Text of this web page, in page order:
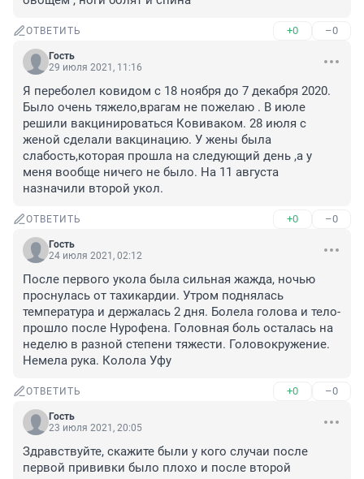
ОТВЕТИТЬ +0 –0
Гость
29 июля 2021, 11:16
Я переболел ковидом с 18 ноября до 7 декабря 2020.
Было очень тяжело,врагам не пожелаю . В июле
решили вакцинироваться Ковиваком. 28 июля с
женой сделали вакцинацию. У жены была
слабость,которая прошла на следующий день ,а у
меня вообще ничего не было. На 11 августа
назначили второй укол.
ОТВЕТИТЬ +0 –0
Гость
24 июля 2021, 02:12
После первого укола была сильная жажда, ночью
проснулась от тахикардии. Утром поднялась
температура и держалась 2 дня. Болела голова и тело-
прошло после Нурофена. Головная боль осталась на
неделю в разной степени тяжести. Головокружение.
Немела рука. Колола Уфу
ОТВЕТИТЬ +0 –0
Гость
23 июля 2021, 20:05
Здравствуйте, скажите были у кого случаи после
первой прививки было плохо и после второй